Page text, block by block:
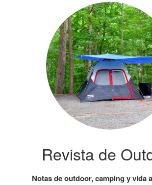
Revista de
Notas de outdoor, camping y vida